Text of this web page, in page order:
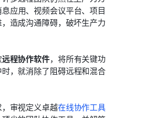
应用、视频会议平台、项目
造成沟通障碍，破坏生产力
远程协作软件，将所有关键功
，就消除了阻碍远程和混合
审视定义卓越在线协作工具